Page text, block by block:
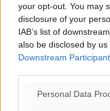
your opt-out. You may
disclosure of your
IAB’s list of
also be disclosed by
Downstream
Personal Data
20:06
πρόγνωση:
33°
ΚΥ